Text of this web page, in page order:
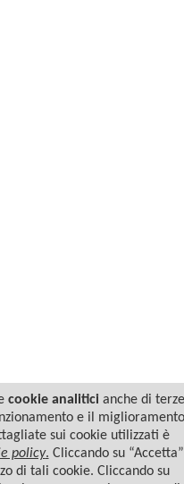
cookie analiticianche di terze
e il miglioramento
sui cookie utilizzati è
policy. Cliccando su “Accetta”
di tali cookie. Cliccando su